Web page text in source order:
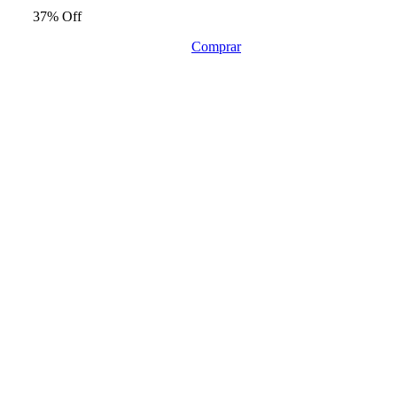
37% Off
Comprar